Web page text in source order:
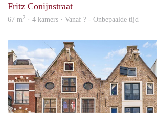
Fritz Conijnstraat
67 m2 · 4 kamers · Vanaf ? - Onbepaalde tijd